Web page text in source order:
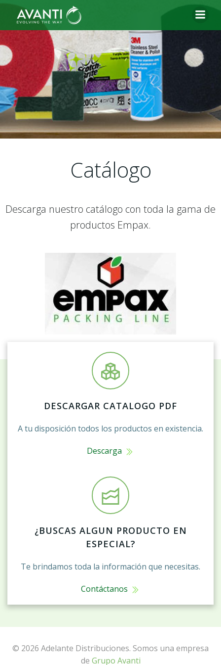
contenido
Catálogo
Descarga nuestro catálogo con toda la gama de
productos Empax.
DESCARGAR CATALOGO PDF
A tu disposición todos los productos en existencia.
Descarga
¿BUSCAS ALGUN PRODUCTO EN
ESPECIAL?
Te brindamos toda la información que necesitas.
Contáctanos
© 2026 Adelante Distribuciones. Somos una empresa
de Grupo Avanti